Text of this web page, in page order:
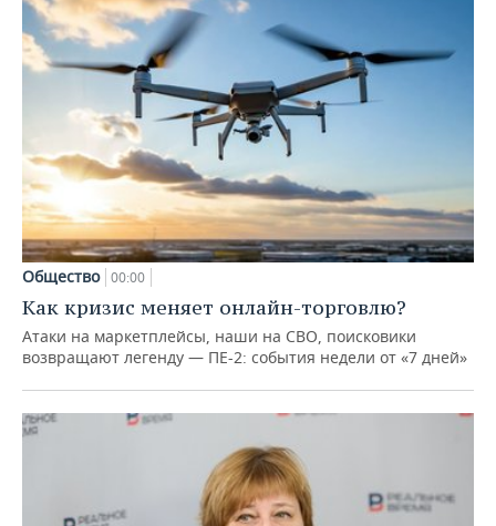
Общество 00:00
Как кризис меняет онлайн-торговлю?
Атаки на маркетплейсы, наши на СВО, поисковики
возвращают легенду — ПЕ-2: события недели от «7 дней»